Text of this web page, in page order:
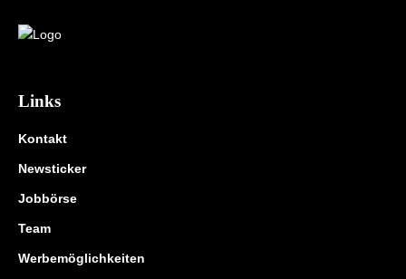
Links
Kontakt
Newsticker
Jobbörse
Team
Werbemöglichkeiten